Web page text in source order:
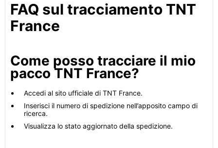
FAQ sul tracciamento TNT
France
Come posso tracciare il mio
pacco TNT France?
Accedi al sito ufficiale di TNT France.
Inserisci il numero di spedizione nell’apposito campo di
ricerca.
Visualizza lo stato aggiornato della spedizione.